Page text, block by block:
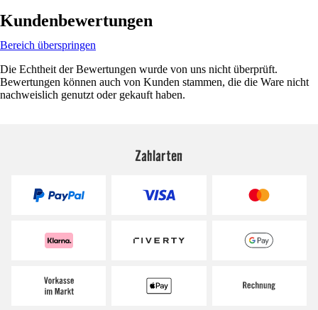
Kundenbewertungen
Bereich überspringen
Die Echtheit der Bewertungen wurde von uns nicht überprüft.
Bewertungen können auch von Kunden stammen, die die Ware nicht
nachweislich genutzt oder gekauft haben.
Zahlarten